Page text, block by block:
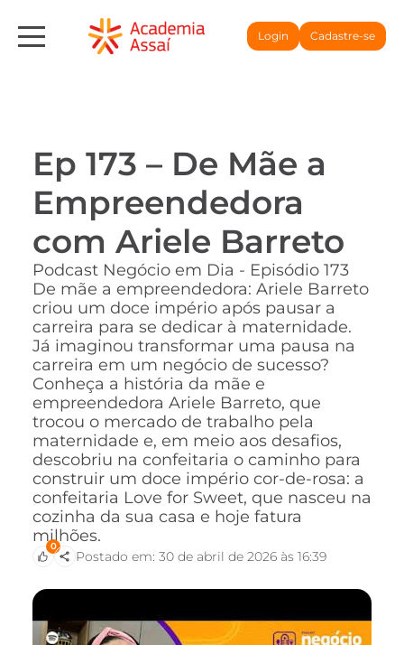
Login Cadastre-se
Ep 173 – De Mãe a
Empreendedora
com Ariele Barreto
Podcast Negócio em Dia - Episódio 173
De mãe a empreendedora: Ariele Barreto
criou um doce império após pausar a
carreira para se dedicar à maternidade.
Já imaginou transformar uma pausa na
carreira em um negócio de sucesso?
Conheça a história da mãe e
empreendedora Ariele Barreto, que
trocou o mercado de trabalho pela
maternidade e, em meio aos desafios,
descobriu na confeitaria o caminho para
construir um doce império cor-de-rosa: a
confeitaria Love for Sweet, que nasceu na
cozinha da sua casa e hoje fatura
milhões.
0
Postado em: 30 de abril de 2026 às 16:39